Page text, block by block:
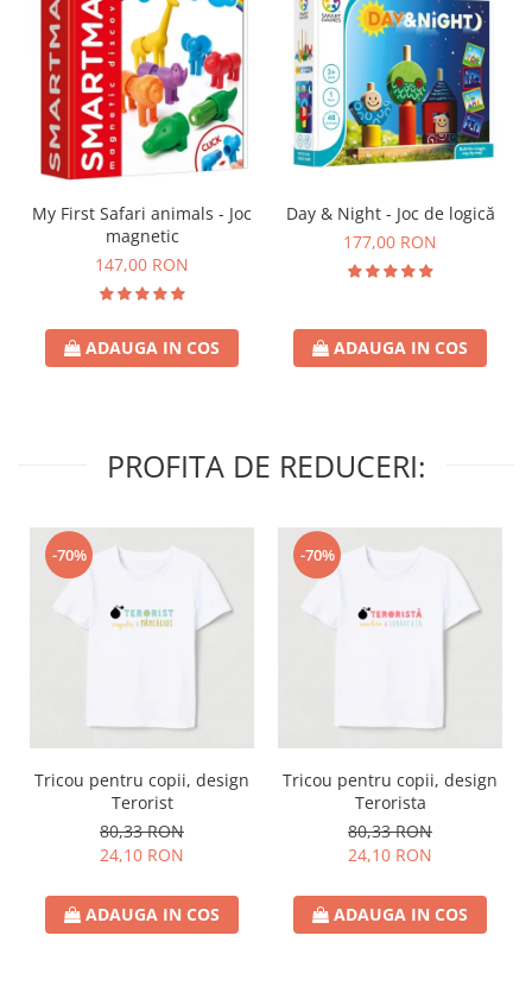
My First Safari animals - Joc
magnetic
147,00 RON
ADAUGA IN COS
Day & Night - Joc de logică
177,00 RON
ADAUGA IN COS
PROFITA DE REDUCERI:
-70%
Tricou pentru copii, design
Terorist
80,33 RON
24,10 RON
ADAUGA IN COS
-70%
Tricou pentru copii, design
Terorista
80,33 RON
24,10 RON
ADAUGA IN COS